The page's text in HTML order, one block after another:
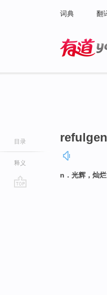
词典 翻
目录
释义
n．光辉，灿